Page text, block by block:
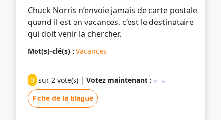
Chuck Norris n’envoie jamais de carte postale
quand il est en vacances, c’est le destinataire
qui doit venir la chercher.
Mot(s)-clé(s) : Vacances
0 sur 2 vote(s) | Votez maintenant :
Fiche de la blague